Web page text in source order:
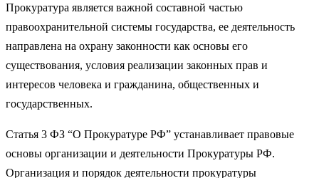
Прокуратура является важной составной частью
правоохранительной системы государства, ее деятельность
направлена на охрану законности как основы его
существования, условия реализации законных прав и
интересов человека и гражданина, общественных и
государственных.
Статья 3 ФЗ “О Прокуратуре РФ” устанавливает правовые
основы организации и деятельности Прокуратуры РФ.
Организация и порядок деятельности прокуратуры